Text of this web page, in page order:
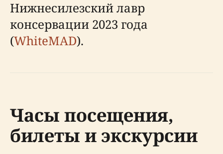
Нижнесилезский лавр
консервации 2023 года
(WhiteMAD).
Часы посещения,
билеты и экскурсии